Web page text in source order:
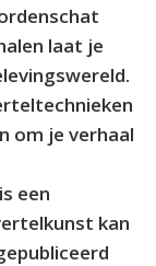
laat je
om je verhaal
een
kan